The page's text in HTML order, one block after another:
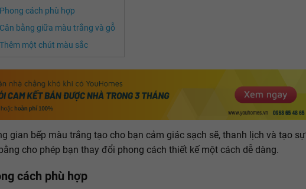
Phong cách phù hợp
Cân bằng giữa màu trắng và gỗ
Thêm một chút màu sắc
gian bếp màu trắng tạo cho bạn cảm giác sạch sẽ, thanh lịch và tạo sự
cho phép bạn thay đổi phong cách thiết kế một cách dễ dàng.
cách phù hợp